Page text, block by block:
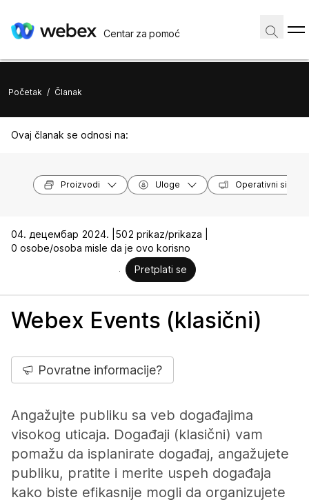
Centar za pomoć
Početak / Članak
Ovaj članak se odnosi na:
Proizvodi Uloge Operativni sistemi
04. децембар 2024. | 502 prikaz/prikaza |
0 osobe/osoba misle da je ovo korisno
Pretplati se
Webex Events (klasični)
Povratne informacije?
Angažujte publiku sa veb događajima
visokog uticaja. Događaji (klasični) vam
pomažu da isplanirate događaj, angažujete
publiku, pratite i merite uspeh događaja
kako biste efikasnije mogli da organizujete